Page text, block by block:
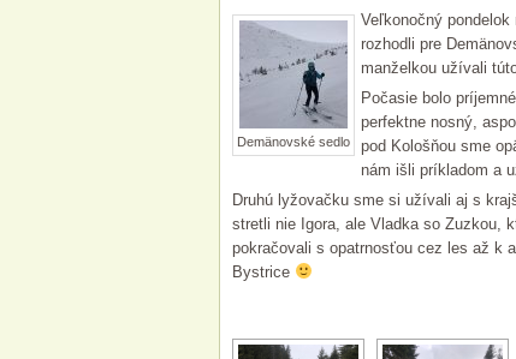
Demänovské sedlo
Veľkonočný
rozhodli pre
manželkou užívali
Počasie bolo
perfektne nosný,
pod Kološňou sme
nám išli príkladom a
Druhú lyžovačku sme si užívali aj s
stretli nie Igora, ale Vladka so Zuzkou,
pokračovali s opatrnosťou cez les až k
Bystrice